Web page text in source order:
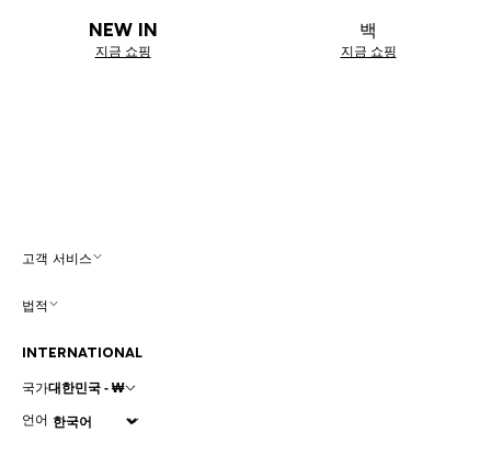
NEW IN
지금 쇼핑
백
지금 쇼핑
INTERNATIONAL
국가대한민국 - ₩
언어
고객 서비스
법적